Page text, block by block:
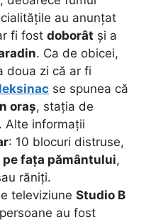
au anunțat
fi fost doborât și a
. Ca de obicei,
doua zi că ar fi
se spunea că
oraș, stația de
Alte informații
: 10 blocuri distruse,
pe fața pământului,
răniți.
televiziune Studio B
au fost